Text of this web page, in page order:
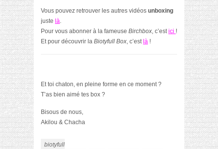
Vous pouvez retrouver les autres vidéos unboxing
juste là.
Pour vous abonner à la fameuse Birchbox, c’estici !
Et pour découvrir la Biotyfull Box, c’est là !
Et toi chaton, en pleine forme en ce moment ?
T’as bien aimé tes box ?
Bisous de nous,
Akilou & Chacha
biotyfull